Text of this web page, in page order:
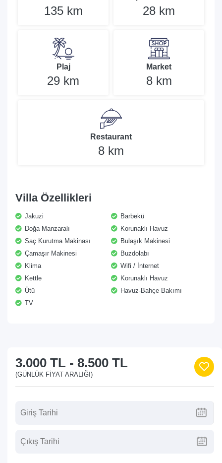
135 km 28 km
Plaj
29 km
Market
8 km
Restaurant
8 km
Villa Özellikleri
Jakuzi
Barbekü
Doğa Manzaralı
Korunaklı Havuz
Saç Kurutma Makinası
Bulaşık Makinesi
Çamaşır Makinesi
Buzdolabı
Klima
Wifi / İnternet
Kettle
Korunaklı Havuz
Ütü
Havuz-Bahçe Bakımı
TV
3.000 TL - 8.500 TL
(GÜNLÜK FIYAT ARALIĞI)